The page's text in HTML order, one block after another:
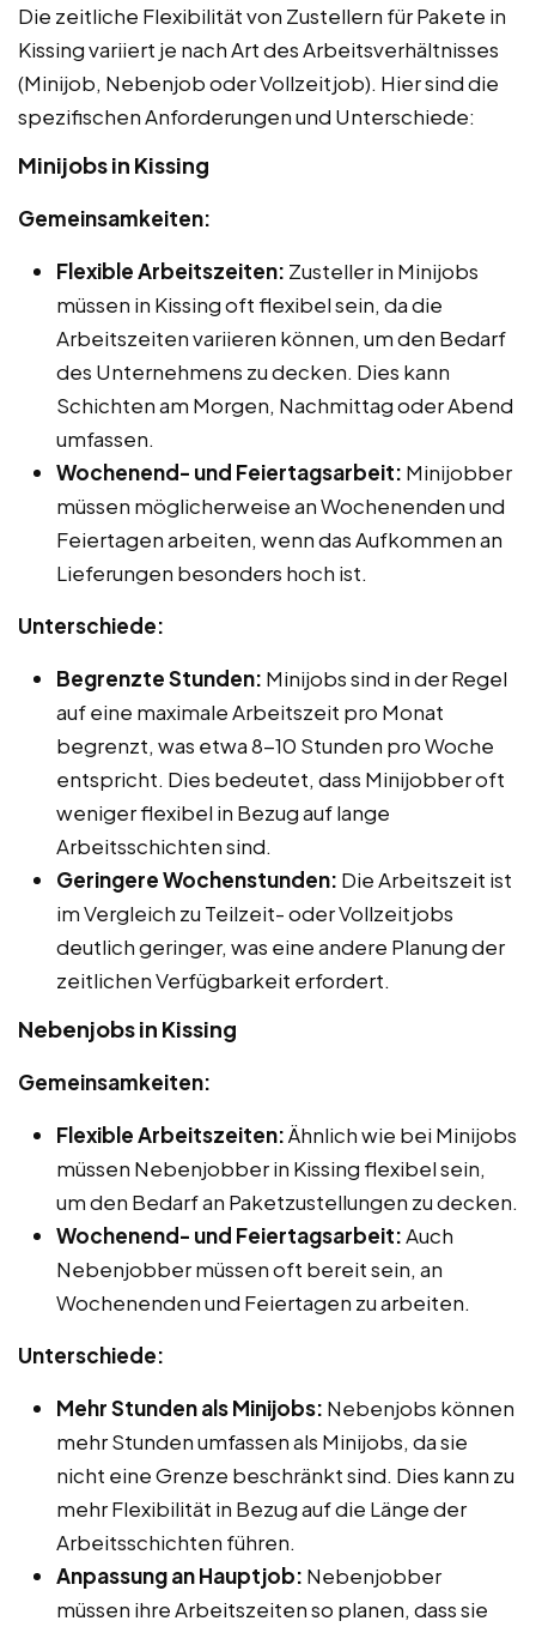
Die zeitliche Flexibilität von Zustellern für Pakete in
Kissing variiert je nach Art des Arbeitsverhältnisses
(Minijob, Nebenjob oder Vollzeitjob). Hier sind die
spezifischen Anforderungen und Unterschiede:
Minijobs in Kissing
Gemeinsamkeiten:
Flexible Arbeitszeiten: Zusteller in Minijobs
müssen in Kissing oft flexibel sein, da die
Arbeitszeiten variieren können, um den Bedarf
des Unternehmens zu decken. Dies kann
Schichten am Morgen, Nachmittag oder Abend
umfassen.
Wochenend- und Feiertagsarbeit: Minijobber
müssen möglicherweise an Wochenenden und
Feiertagen arbeiten, wenn das Aufkommen an
Lieferungen besonders hoch ist.
Unterschiede:
Begrenzte Stunden: Minijobs sind in der Regel
auf eine maximale Arbeitszeit pro Monat
begrenzt, was etwa 8-10 Stunden pro Woche
entspricht. Dies bedeutet, dass Minijobber oft
weniger flexibel in Bezug auf lange
Arbeitsschichten sind.
Geringere Wochenstunden: Die Arbeitszeit ist
im Vergleich zu Teilzeit- oder Vollzeitjobs
deutlich geringer, was eine andere Planung der
zeitlichen Verfügbarkeit erfordert.
Nebenjobs in Kissing
Gemeinsamkeiten:
Flexible Arbeitszeiten:Ähnlich wie bei Minijobs
müssen Nebenjobber in Kissing flexibel sein,
um den Bedarf an Paketzustellungen zu decken.
Wochenend- und Feiertagsarbeit:Auch
Nebenjobber müssen oft bereit sein, an
Wochenenden und Feiertagen zu arbeiten.
Unterschiede:
Mehr Stunden als Minijobs: Nebenjobs können
mehr Stunden umfassen als Minijobs, da sie
nicht eine Grenze beschränkt sind. Dies kann zu
mehr Flexibilität in Bezug auf die Länge der
Arbeitsschichten führen.
Anpassung an Hauptjob: Nebenjobber
müssen ihre Arbeitszeiten so planen, dass sie